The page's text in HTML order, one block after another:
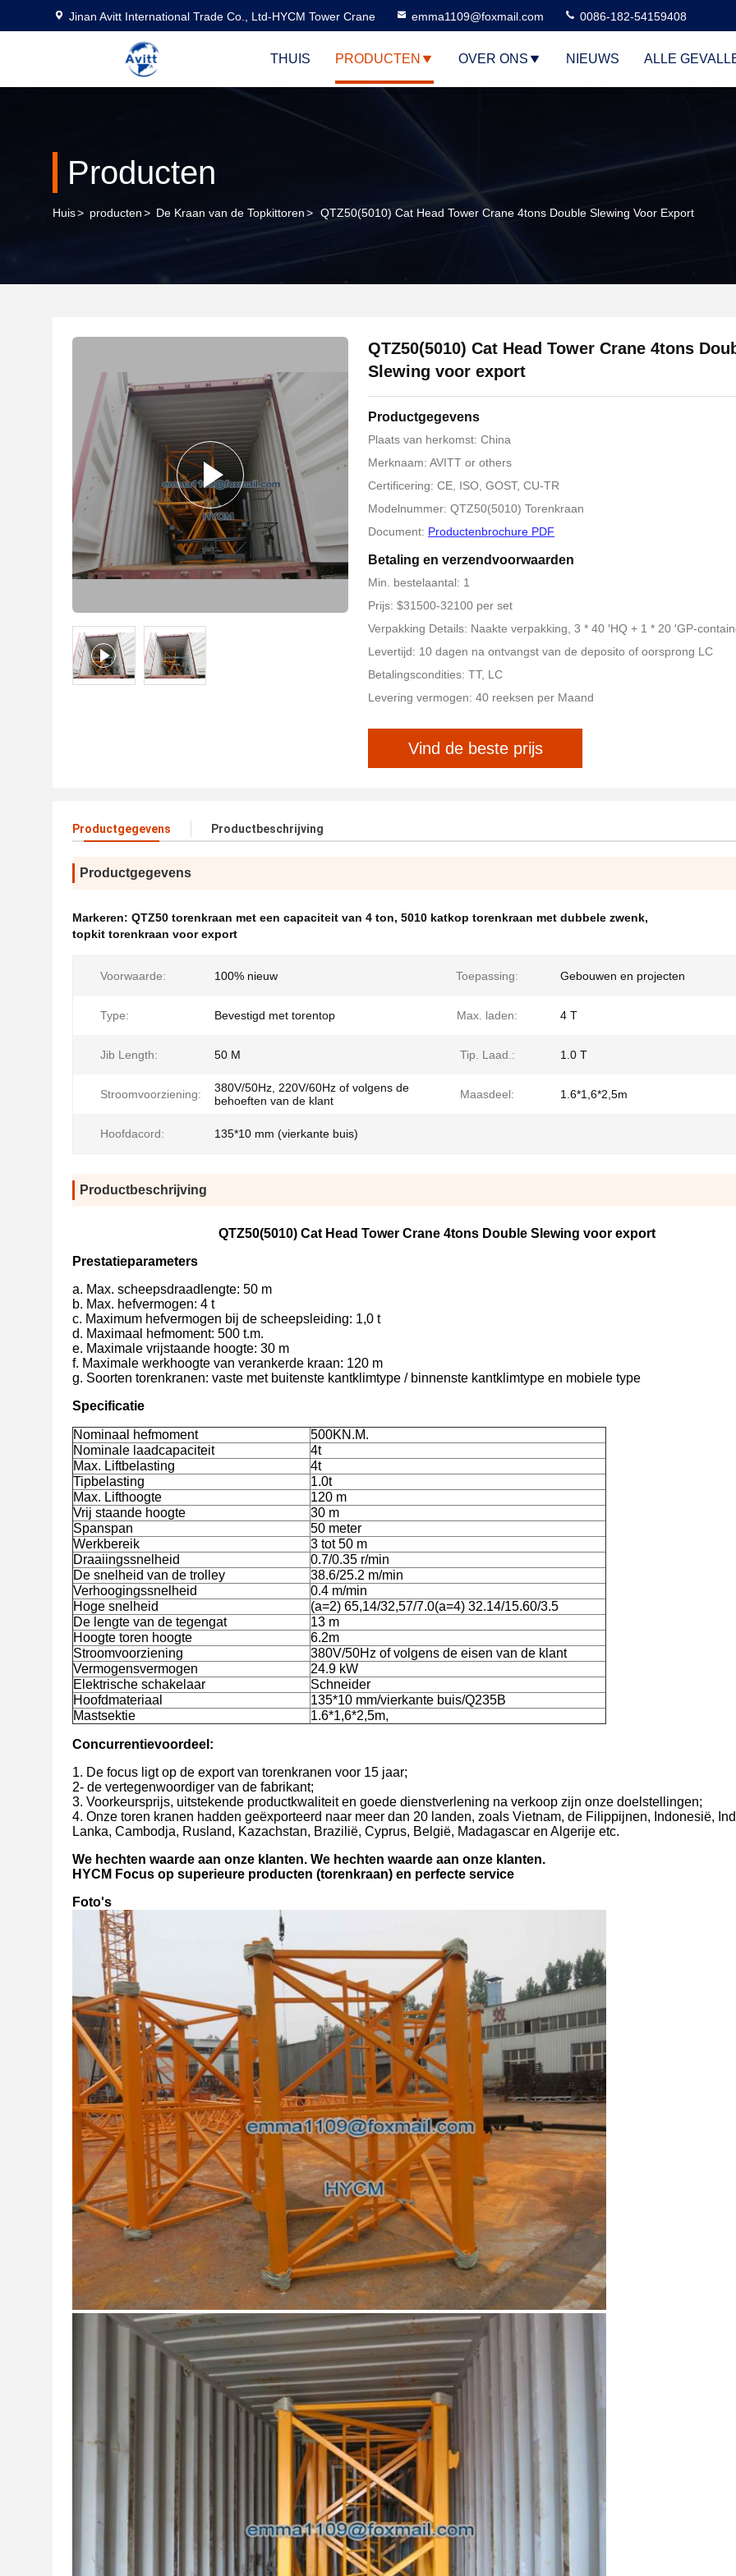
Jinan Avitt International Trade Co., Ltd-HYCM Tower Crane emma1109@foxmail.com 0086-182-54159408
THUIS PRODUCTEN OVER ONS NIEUWS ALLE
Producten
Huis> producten> De Kraan van de Topkittoren> QTZ50(5010) Cat Head Tower Crane 4tons Double Slewing Voor Export
QTZ50(5010) Cat Head Tower Crane 4tons
Slewing voor export
Productgegevens
Plaats van herkomst: China
Merknaam: AVITT or others
Certificering: CE, ISO, GOST, CU-TR
Modelnummer: QTZ50(5010) Torenkraan
Document: Productenbrochure PDF
Betaling en verzendvoorwaarden
Min. bestelaantal: 1
Prijs: $31500-32100 per set
Verpakking Details: Naakte verpakking, 3 * 40 ′HQ + 1 * 20 ′GP-
Levertijd: 10 dagen na ontvangst van de deposito of oorsprong LC
Betalingscondities: TT, LC
Levering vermogen: 40 reeksen per Maand
Vind de beste prijs
Productgegevens Productbeschrijving
Productgegevens
Markeren: QTZ50 torenkraan met een capaciteit van 4 ton, 5010 katkop torenkraan met dubbele zwenk,
topkit torenkraan voor export
Voorwaarde: 100% nieuw Toepassing: Gebouwen en projecten
Type: Bevestigd met torentop Max. laden: 4 T
Jib Length: 50 M Tip. Laad.: 1.0 T
Stroomvoorziening:
380V/50Hz, 220V/60Hz of volgens de
behoeften van de klant
Maasdeel: 1.6*1,6*2,5m
Hoofdacord: 135*10 mm (vierkante buis)
Productbeschrijving
QTZ50(5010) Cat Head Tower Crane 4tons Double Slewing voor export
Prestatieparameters
a. Max. scheepsdraadlengte: 50 m
b. Max. hefvermogen: 4 t
c. Maximum hefvermogen bij de scheepsleiding: 1,0 t
d. Maximaal hefmoment: 500 t.m.
e. Maximale vrijstaande hoogte: 30 m
f. Maximale werkhoogte van verankerde kraan: 120 m
g. Soorten torenkranen: vaste met buitenste kantklimtype / binnenste kantklimtype en mobiele type
Specificatie
Nominaal hefmoment
500KN.M.
Nominale laadcapaciteit
4t
Max. Liftbelasting
4t
Tipbelasting
1.0t
Max. Lifthoogte
120 m
Vrij staande hoogte
30 m
Spanspan
50 meter
Werkbereik
3 tot 50 m
Draaiingssnelheid
0.7/0.35 r/min
De snelheid van de trolley
38.6/25.2 m/min
Verhoogingssnelheid
0.4 m/min
Hoge snelheid
(a=2) 65,14/32,57/7.0(a=4) 32.14/15.60/3.5
De lengte van de tegengat
13 m
Hoogte toren hoogte
6.2m
Stroomvoorziening
380V/50Hz of volgens de eisen van de klant
Vermogensvermogen
24.9 kW
Elektrische schakelaar
Schneider
Hoofdmateriaal
135*10 mm/vierkante buis/Q235B
Mastsektie
1.6*1,6*2,5m,
Concurrentievoordeel:
1. De focus ligt op de export van torenkranen voor 15 jaar;
2- de vertegenwoordiger van de fabrikant;
3. Voorkeursprijs, uitstekende productkwaliteit en goede dienstverlening na verkoop zijn onze doelstellingen;
4. Onze toren kranen hadden geëxporteerd naar meer dan 20 landen, zoals Vietnam, de Filippijnen, Indonesië,
Lanka, Cambodja, Rusland, Kazachstan, Brazilië, Cyprus, België, Madagascar en Algerije etc.
We hechten waarde aan onze klanten. We hechten waarde aan onze klanten.
HYCM Focus op superieure producten (torenkraan) en perfecte service
Foto's